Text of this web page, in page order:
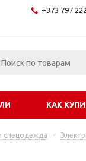
+373 797
КАК
спецодежда -